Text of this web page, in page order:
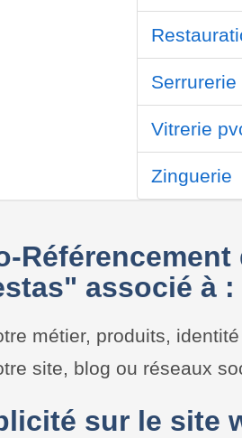
Serrurerie
Vitrerie
Zinguerie
associé à :
métier, produits,
site, blog ou réseaux
sur le site